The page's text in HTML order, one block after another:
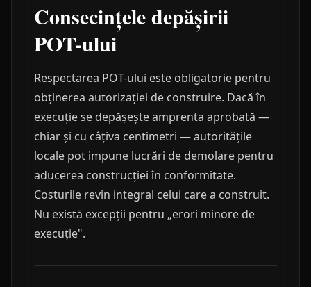
Consecințele depășirii
POT-ului
Respectarea POT-ului este obligatorie pentru
obținerea autorizației de construire. Dacă în
execuție se depășește amprenta aprobată —
chiar și cu câțiva centimetri — autoritățile
locale pot impune lucrări de demolare pentru
aducerea construcției în conformitate.
Costurile revin integral celui care a construit.
Nu există excepții pentru „erori minore de
execuție".